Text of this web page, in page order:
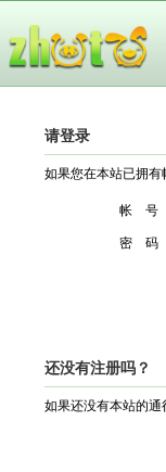
请登录
如果您在本站已拥
帐 号
密 码
还没有注册吗？
如果还没有本站的通